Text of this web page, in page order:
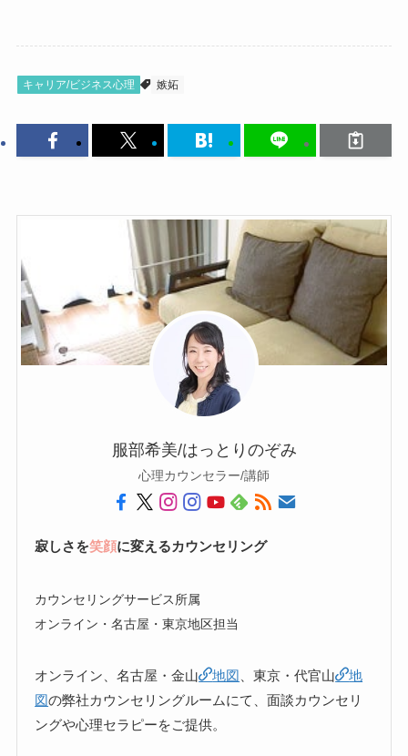
キャリア/ビジネス心理 嫉妬
服部希美/はっとりのぞみ
心理カウンセラー/講師
寂しさを笑顔に変えるカウンセリング
カウンセリングサービス所属
オンライン・名古屋・東京地区担当
オンライン、名古屋・金山 地図 、東京・代官山
地
図の弊社カウンセリングルームにて、面談カウンセリ
ングや心理セラピーをご提供。